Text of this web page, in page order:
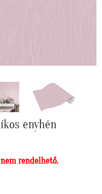
enyhén
rendelhető.